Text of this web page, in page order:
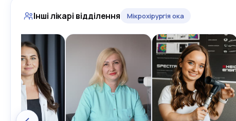
Інші лікарі відділення Мікрохірургія ока